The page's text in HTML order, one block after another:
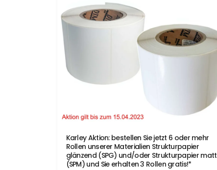
Karley Aktion: bestellen Sie jetzt 6 oder mehr
Rollen unserer Materialien Strukturpapier
glänzend (SPG) und/oder Strukturpapier matt
(SPM) und Sie erhalten 3 Rollen gratis!*